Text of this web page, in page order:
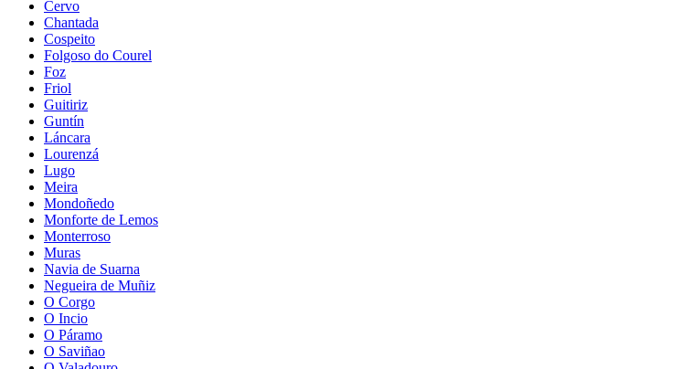
Cervo
Chantada
Cospeito
Folgoso do Courel
Foz
Friol
Guitiriz
Guntín
Láncara
Lourenzá
Lugo
Meira
Mondoñedo
Monforte de Lemos
Monterroso
Muras
Navia de Suarna
Negueira de Muñiz
O Corgo
O Incio
O Páramo
O Saviñao